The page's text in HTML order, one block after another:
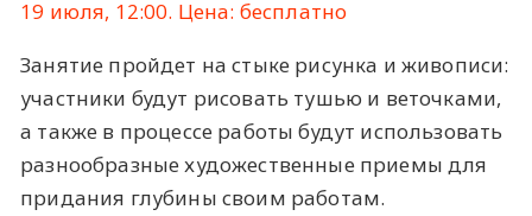
19 июля, 12:00. Цена: бесплатно
Занятие пройдет на стыке рисунка и живописи:
участники будут рисовать тушью и веточками,
а также в процессе работы будут использовать
разнообразные художественные приемы для
придания глубины своим работам.